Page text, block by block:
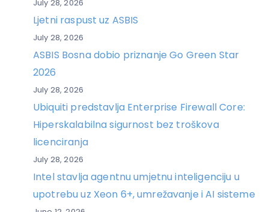
July 28, 2026
Ljetni raspust uz ASBIS
July 28, 2026
ASBIS Bosna dobio priznanje Go Green Star
2026
July 28, 2026
Ubiquiti predstavlja Enterprise Firewall Core:
Hiperskalabilna sigurnost bez troškova
licenciranja
July 28, 2026
Intel stavlja agentnu umjetnu inteligenciju u
upotrebu uz Xeon 6+, umrežavanje i AI sisteme